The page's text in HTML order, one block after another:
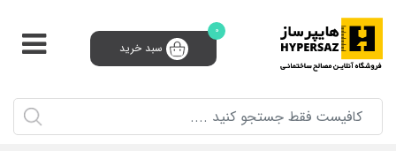
0
سبد خرید
91008910 (021) پشتیبانی و فروش 24 ساعته